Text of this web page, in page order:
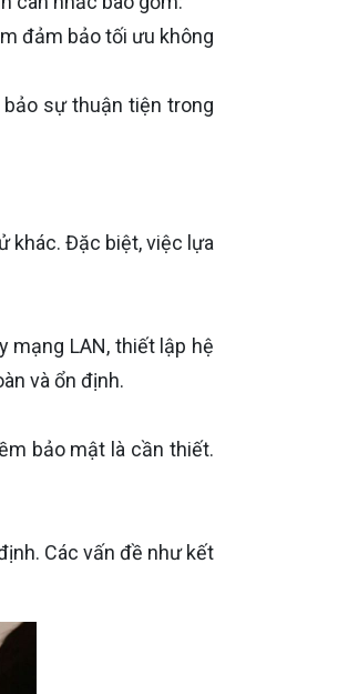
đảm bảo tối ưu không
sự thuận tiện trong
khác. Đặc biệt, việc lựa
mạng LAN, thiết lập hệ
và ổn định.
bảo mật là cần thiết.
Các vấn đề như kết